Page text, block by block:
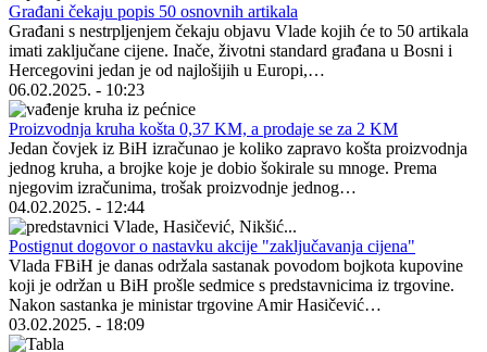
Građani čekaju popis 50 osnovnih artikala
Građani s nestrpljenjem čekaju objavu Vlade kojih će to 50 artikala
imati zaključane cijene. Inače, životni standard građana u Bosni i
Hercegovini jedan je od najlošijih u Europi,…
06.02.2025. - 10:23
Proizvodnja kruha košta 0,37 KM, a prodaje se za 2 KM
Jedan čovjek iz BiH izračunao je koliko zapravo košta proizvodnja
jednog kruha, a brojke koje je dobio šokirale su mnoge. Prema
njegovim izračunima, trošak proizvodnje jednog…
04.02.2025. - 12:44
Postignut dogovor o nastavku akcije "zaključavanja cijena"
Vlada FBiH je danas održala sastanak povodom bojkota kupovine
koji je održan u BiH prošle sedmice s predstavnicima iz trgovine.
Nakon sastanka je ministar trgovine Amir Hasičević…
03.02.2025. - 18:09